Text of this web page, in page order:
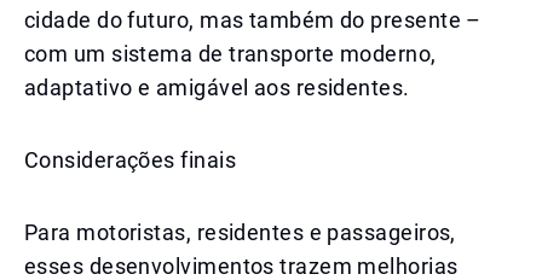
cidade do futuro, mas também do presente –
com um sistema de transporte moderno,
adaptativo e amigável aos residentes.
Considerações finais
Para motoristas, residentes e passageiros,
esses desenvolvimentos trazem melhorias